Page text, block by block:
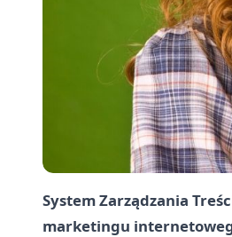
System Zarządzania
marketingu